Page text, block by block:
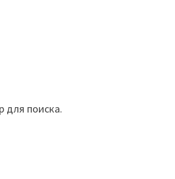
для поиска.